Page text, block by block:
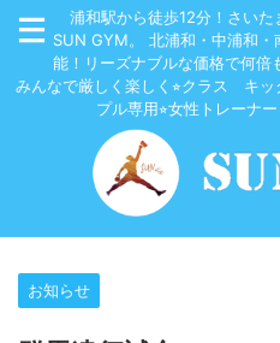
浦和駅から徒歩12分！さい
SUN GYM。 北浦和・中浦和
能！リーズナブルな価格で何倍
みんなで厳しく楽しく⭐︎クラス キッ
プル専用⭐︎女性トレーナ
お知らせ